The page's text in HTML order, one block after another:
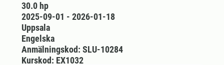
30.0 hp
2025-09-01 - 2026-01-18
Uppsala
Engelska
Anmälningskod: SLU-10284
Kurskod: EX1032